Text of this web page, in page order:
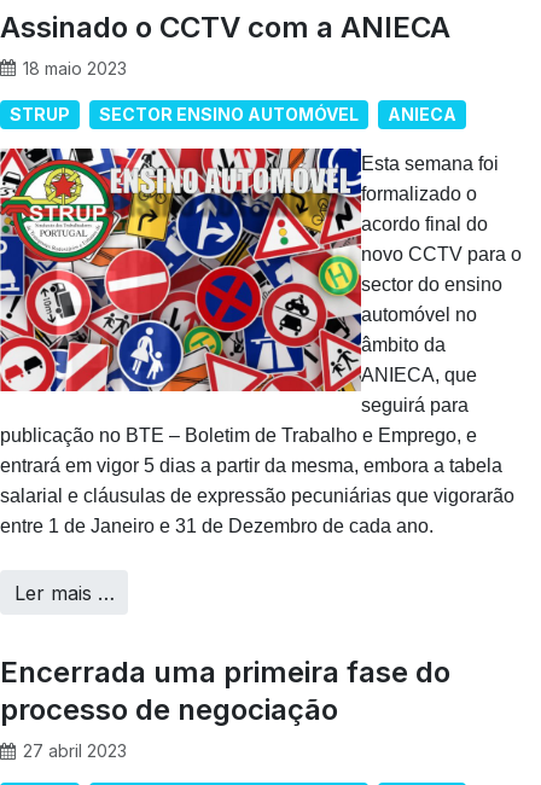
Assinado o CCTV com a ANIECA
18 maio 2023
STRUP SECTOR ENSINO AUTOMÓVEL ANIECA
Esta semana foi
formalizado o
acordo final do
novo CCTV para o
sector do ensino
automóvel no
âmbito da
ANIECA, que
seguirá para
publicação no BTE – Boletim de Trabalho e Emprego, e
entrará em vigor 5 dias a partir da mesma, embora a tabela
salarial e cláusulas de expressão pecuniárias que vigorarão
entre 1 de Janeiro e 31 de Dezembro de cada ano.
Ler mais …
Encerrada uma primeira fase do
processo de negociação
27 abril 2023